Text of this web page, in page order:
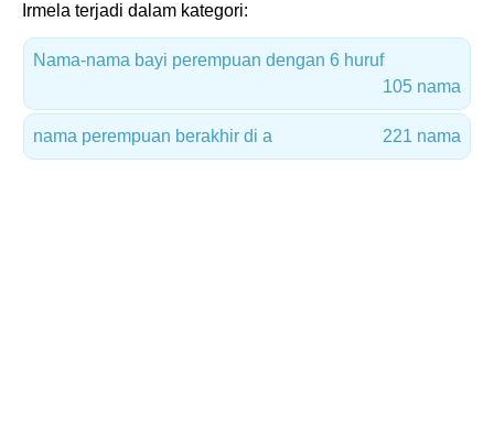
Irmela terjadi dalam kategori:
Nama-nama bayi perempuan dengan 6 huruf
105 nama
nama perempuan berakhir di a 221 nama